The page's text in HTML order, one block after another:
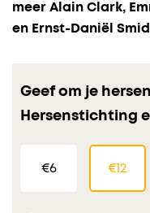
meer Alain Clark,
en Ernst-Daniël
Geef om je
Hersenstichting
€6 €12